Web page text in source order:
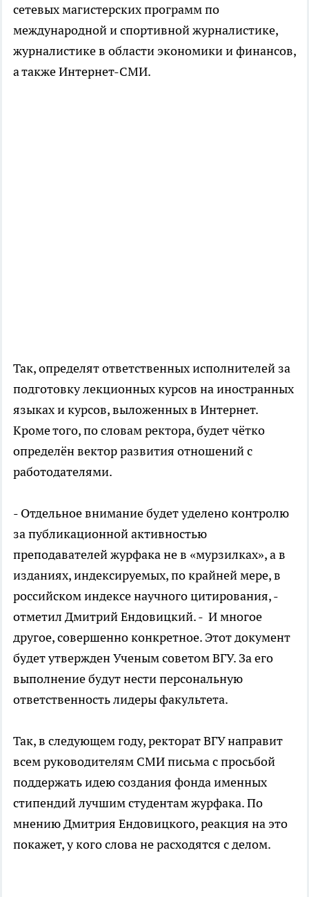
сетевых магистерских программ по
международной и спортивной журналистике,
журналистике в области экономики и финансов,
а также Интернет-СМИ.
Так, определят ответственных исполнителей за
подготовку лекционных курсов на иностранных
языках и курсов, выложенных в Интернет.
Кроме того, по словам ректора, будет чётко
определён вектор развития отношений с
работодателями.
- Отдельное внимание будет уделено контролю
за публикационной активностью
преподавателей журфака не в «мурзилках», а в
изданиях, индексируемых, по крайней мере, в
российском индексе научного цитирования, -
отметил Дмитрий Ендовицкий. - И многое
другое, совершенно конкретное. Этот документ
будет утвержден Ученым советом ВГУ. За его
выполнение будут нести персональную
ответственность лидеры факультета.
Так, в следующем году, ректорат ВГУ направит
всем руководителям СМИ письма с просьбой
поддержать идею создания фонда именных
стипендий лучшим студентам журфака. По
мнению Дмитрия Ендовицкого, реакция на это
покажет, у кого слова не расходятся с делом.